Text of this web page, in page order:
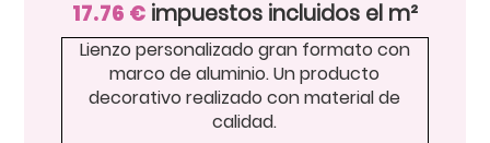
17.76 € impuestos incluidos el m²
Lienzo personalizado gran formato con
marco de aluminio. Un producto
decorativo realizado con material de
calidad.